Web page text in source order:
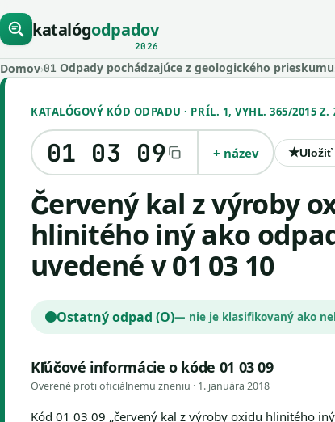
katalógodpadov
2026
Domov›01 Odpady pochádzajúce z geologického prieskumu
KATALÓGOVÝ KÓD ODPADU · PRÍL. 1, VYHL. 365/2015 Z.
01 03 09 + název ★Uložiť
červený kal z výroby oxidu
hlinitého iný ako
uvedené v 01 03 10
Ostatný odpad (O)— nie je klasifikovaný ako
Kľúčové informácie o kóde 01 03 09
Overené proti oficiálnemu zneniu · 1. januára 2018
Kód 01 03 09 „červený kal z výroby oxidu hlinitého